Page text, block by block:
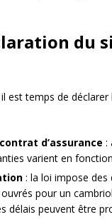
du
est temps de
d’assurance :
varient en
: la loi impose des
pour un
délais peuvent être